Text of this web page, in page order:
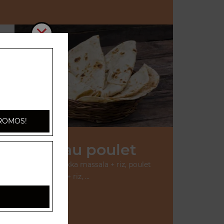
Plats au poulet
+ riz, poulet tikka massala + riz, poulet
vindaloo + riz, ...